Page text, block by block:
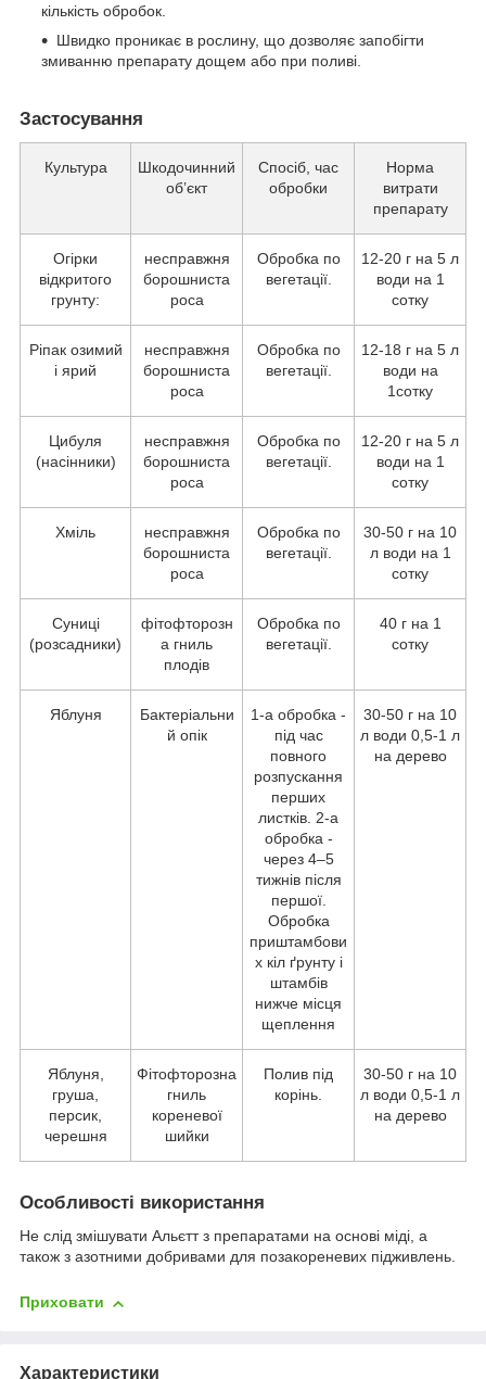
кількість обробок.
Швидко проникає в рослину, що дозволяє запобігти
змиванню препарату дощем або при поливі.
Застосування
Культура
Шкодочинний
об’єкт
Спосіб, час
обробки
Норма
витрати
препарату
Огірки
відкритого
грунту:
несправжня
борошниста
роса
Обробка по
вегетації.
12-20 г на 5 л
води на 1
сотку
Ріпак озимий
і ярий
несправжня
борошниста
роса
Обробка по
вегетації.
12-18 г на 5 л
води на
1сотку
Цибуля
(насінники)
несправжня
борошниста
роса
Обробка по
вегетації.
12-20 г на 5 л
води на 1
сотку
Хміль
несправжня
борошниста
роса
Обробка по
вегетації.
30-50 г на 10
л води на 1
сотку
Суниці
(розсадники)
фітофторозн
а гниль
плодів
Обробка по
вегетації.
40 г на 1
сотку
Яблуня
Бактеріальни
й опік
1-а обробка -
під час
повного
розпускання
перших
листків. 2-а
обробка -
через 4–5
тижнів після
першої.
Обробка
приштамбови
х кіл ґрунту і
штамбів
нижче місця
щеплення
30-50 г на 10
л води 0,5-1 л
на дерево
Яблуня,
груша,
персик,
черешня
Фітофторозна
гниль
кореневої
шийки
Полив під
корінь.
30-50 г на 10
л води 0,5-1 л
на дерево
Особливості використання
Не слід змішувати Альєтт з препаратами на основі міді, а
також з азотними добривами для позакореневих підживлень.
Приховати
Характеристики